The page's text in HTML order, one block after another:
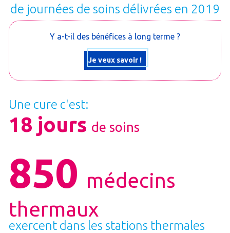
de journées de soins délivrées en 2019
Y a-t-il des bénéfices à long terme ?
Je veux savoir !
Une cure c'est:
18 jours de soins
850 médecins
thermaux
exercent dans les stations thermales